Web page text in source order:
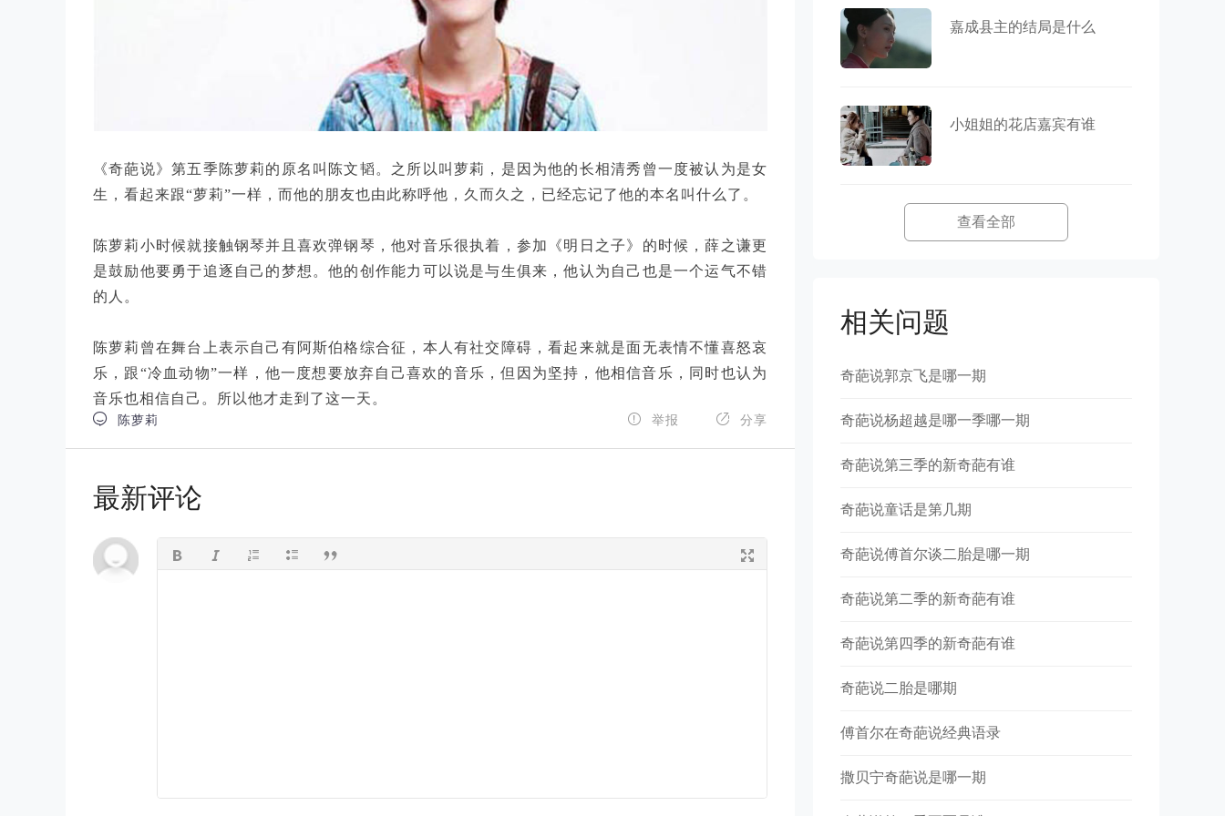
《奇葩说》第五季陈萝莉的原名叫陈文韬。之所以叫萝莉，是因为他的长相清秀曾一度被认为是女
生，看起来跟“萝莉”一样，而他的朋友也由此称呼他，久而久之，已经忘记了他的本名叫什么了。
陈萝莉小时候就接触钢琴并且喜欢弹钢琴，他对音乐很执着，参加《明日之子》的时候，薛之谦更
是鼓励他要勇于追逐自己的梦想。他的创作能力可以说是与生俱来，他认为自己也是一个运气不错
的人。
陈萝莉曾在舞台上表示自己有阿斯伯格综合征，本人有社交障碍，看起来就是面无表情不懂喜怒哀
乐，跟“冷血动物”一样，他一度想要放弃自己喜欢的音乐，但因为坚持，他相信音乐，同时也认为
音乐也相信自己。所以他才走到了这一天。
 陈萝莉  分享
 举报
最新评论
嘉成县主的结局是什么
小姐姐的花店嘉宾有谁
查看全部
相关问题
奇葩说郭京飞是哪一期
奇葩说杨超越是哪一季哪一期
奇葩说第三季的新奇葩有谁
奇葩说童话是第几期
奇葩说傅首尔谈二胎是哪一期
奇葩说第二季的新奇葩有谁
奇葩说第四季的新奇葩有谁
奇葩说二胎是哪期
傅首尔在奇葩说经典语录
撒贝宁奇葩说是哪一期